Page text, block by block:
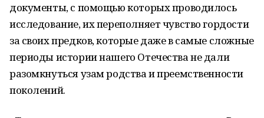
документы, с помощью которых проводилось
исследование, их переполняет чувство гордости
за своих предков, которые даже в самые сложные
периоды истории нашего Отечества не дали
разомкнуться узам родства и преемственности
поколений.